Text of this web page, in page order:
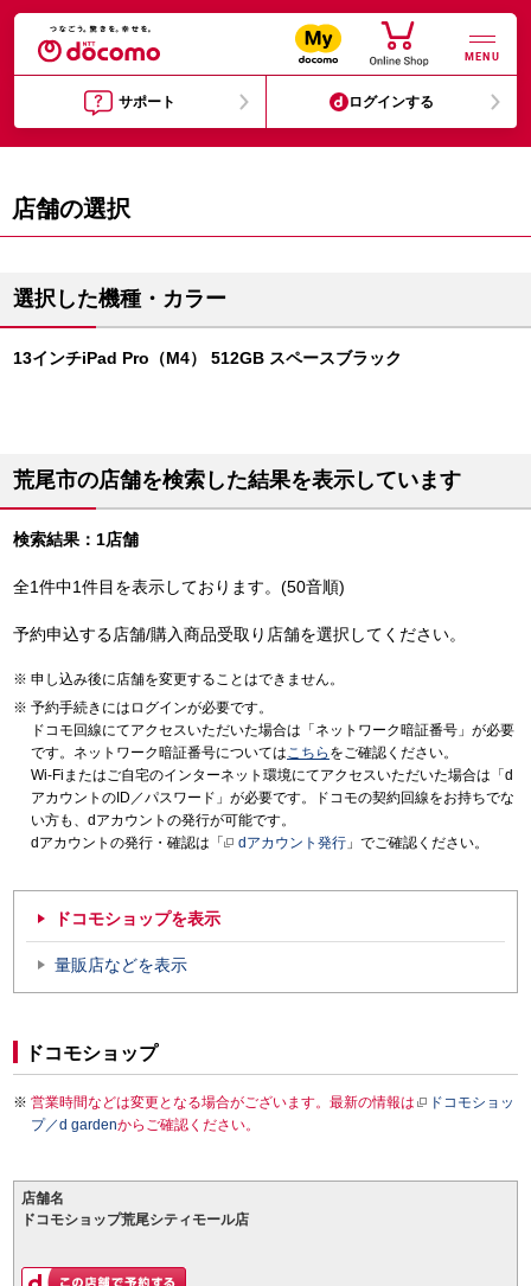
MENU
サポート ログインする
店舗の選択
選択した機種・カラー
13インチiPad Pro（M4） 512GB スペースブラック
荒尾市の店舗を検索した結果を表示しています
検索結果：1店舗
全1件中1件目を表示しております。(50音順)
予約申込する店舗/購入商品受取り店舗を選択してください。
申し込み後に店舗を変更することはできません。
予約手続きにはログインが必要です。
ドコモ回線にてアクセスいただいた場合は「ネットワーク暗証番号」が必要
です。ネットワーク暗証番号についてはこちら をご確認ください。
Wi-Fiまたはご自宅のインターネット環境にてアクセスいただいた場合は「d
アカウントのID／パスワード」が必要です。ドコモの契約回線をお持ちでな
い方も、dアカウントの発行が可能です。
dアカウントの発行・確認は「
dアカウント発行 」でご確認ください。
ドコモショップを表示
量販店などを表示
ドコモショップ
営業時間などは変更となる場合がございます。最新の情報は
ドコモショッ
プ／d gardenからご確認ください。
店舗名
ドコモショップ荒尾シティモール店